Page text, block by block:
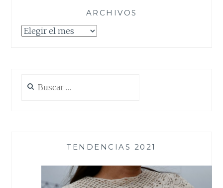
ARCHIVOS
Archivos
TENDENCIAS 2021